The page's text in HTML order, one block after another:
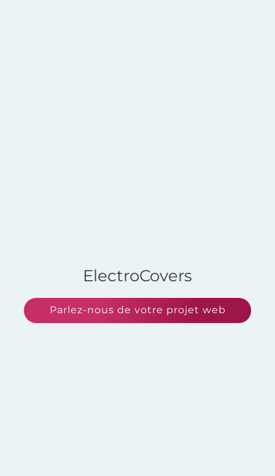
ElectroCovers
Parlez-nous de votre projet web